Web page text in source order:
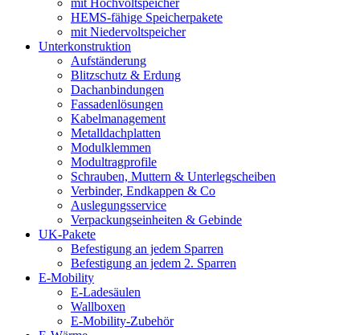
mit Hochvoltspeicher
HEMS-fähige Speicherpakete
mit Niedervoltspeicher
Unterkonstruktion
Aufständerung
Blitzschutz & Erdung
Dachanbindungen
Fassadenlösungen
Kabelmanagement
Metalldachplatten
Modulklemmen
Modultragprofile
Schrauben, Muttern & Unterlegscheiben
Verbinder, Endkappen & Co
Auslegungsservice
Verpackungseinheiten & Gebinde
UK-Pakete
Befestigung an jedem Sparren
Befestigung an jedem 2. Sparren
E-Mobility
E-Ladesäulen
Wallboxen
E-Mobility-Zubehör